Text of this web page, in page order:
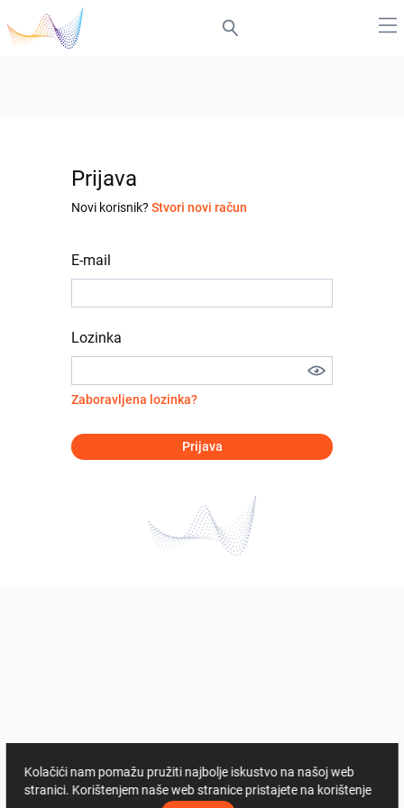
Prijava
Novi korisnik? Stvori novi račun
E-mail
Lozinka
Zaboravljena lozinka?
Prijava
Kolačići nam pomažu pružiti najbolje iskustvo na našoj web
stranici. Korištenjem naše web stranice pristajete na korištenje